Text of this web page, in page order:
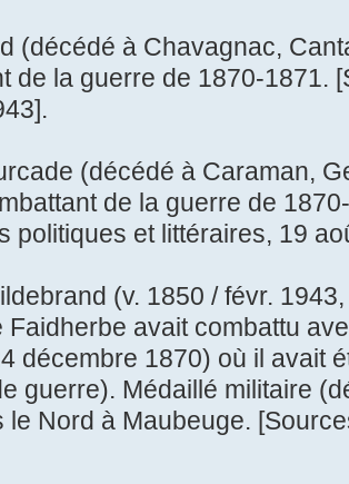
(décédé à Chavagnac,
de la guerre de 1870-1871.
(décédé à Caraman,
de la guerre de
politiques et littéraires, 19
(v. 1850 / févr.
Faidherbe avait combattu
décembre 1870) où il avait
guerre). Médaillé militaire
le Nord à Maubeuge.